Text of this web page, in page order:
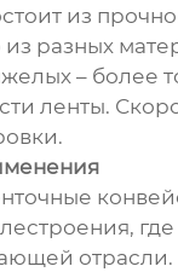
из
из разных
– более
ленты.
отрасли.